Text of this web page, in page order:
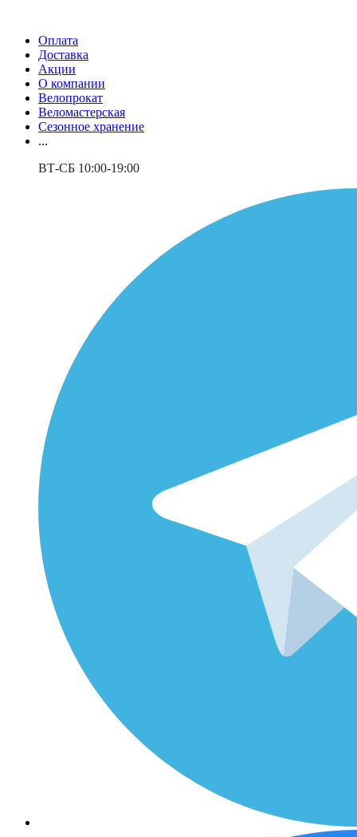
Оплата
Доставка
Акции
О компании
Велопрокат
Веломастерская
Сезонное хранение
...
ВТ-СБ 10:00-19:00